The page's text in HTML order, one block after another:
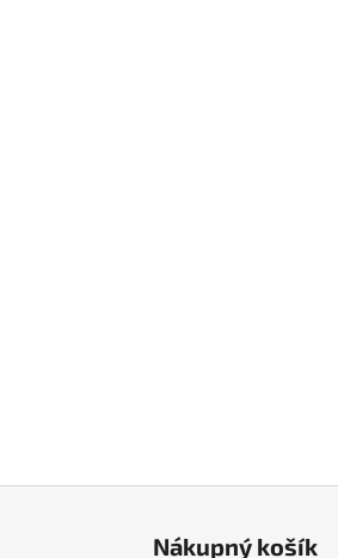
Nákupný košík